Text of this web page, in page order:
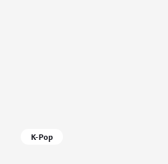
K-Pop